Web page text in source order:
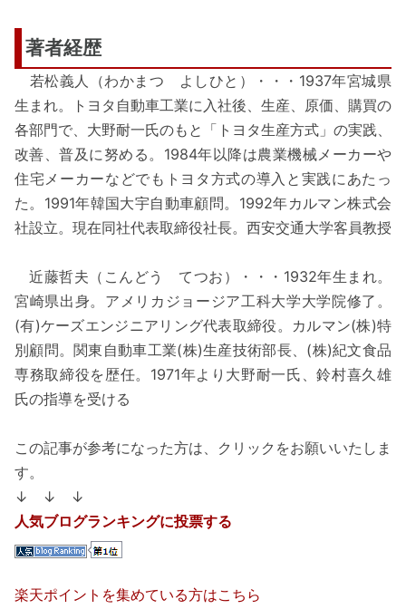
著者経歴
若松義人（わかまつ よしひと）・・・1937年宮城県
生まれ。トヨタ自動車工業に入社後、生産、原価、購買の
各部門で、大野耐一氏のもと「トヨタ生産方式」の実践、
改善、普及に努める。1984年以降は農業機械メーカーや
住宅メーカーなどでもトヨタ方式の導入と実践にあたっ
た。1991年韓国大宇自動車顧問。1992年カルマン株式会
社設立。現在同社代表取締役社長。西安交通大学客員教授
近藤哲夫（こんどう てつお）・・・1932年生まれ。
宮崎県出身。アメリカジョージア工科大学大学院修了。
(有)ケーズエンジニアリング代表取締役。カルマン(株)特
別顧問。関東自動車工業(株)生産技術部長、(株)紀文食品
専務取締役を歴任。1971年より大野耐一氏、鈴村喜久雄
氏の指導を受ける
この記事が参考になった方は、クリックをお願いいたしま
す。
↓ ↓ ↓
人気ブログランキングに投票する
楽天ポイントを集めている方はこちら